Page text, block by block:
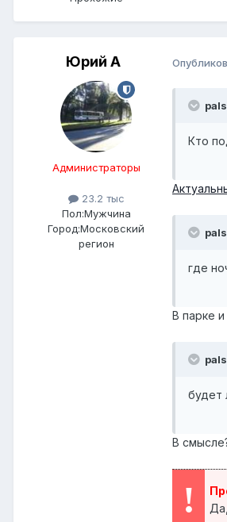
Юрий А
Администраторы
23.2 тыс
Пол:Мужчина
Город:Московский
регион
Кто
где
В парке и
будет
В
!